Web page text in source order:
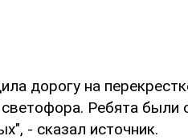
дорогу на
Ребята были
- сказал источник.